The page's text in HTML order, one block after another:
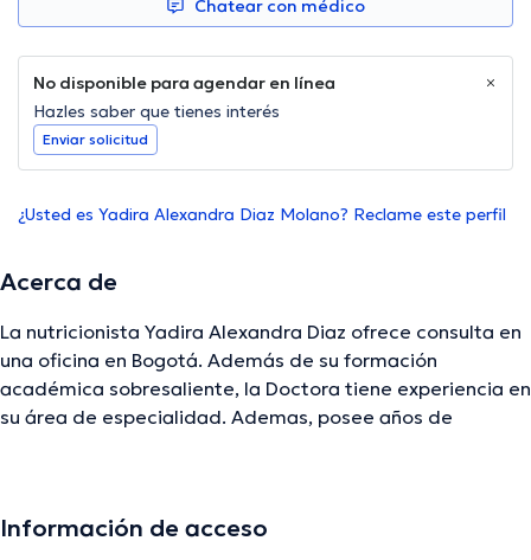
Chatear con médico
No disponible para agendar en línea
Hazles saber que tienes interés
Enviar solicitud
¿Usted es Yadira Alexandra Diaz Molano? Reclame este perfil
Acerca de
La nutricionista Yadira Alexandra Diaz ofrece consulta en
una oficina en Bogotá. Además de su formación
académica sobresaliente, la Doctora tiene experiencia en
su área de especialidad. Ademas, posee años de
compartido en incontables conferencias con el objetivo
Información de acceso